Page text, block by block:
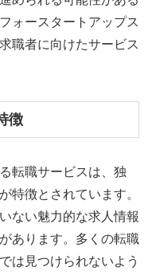
ォースタートアップス
職者に向けたサービス
徴
転職サービスは、独
特徴とされています。
ない魅力的な求人情報
あります。多くの転職
は見つけられないよう